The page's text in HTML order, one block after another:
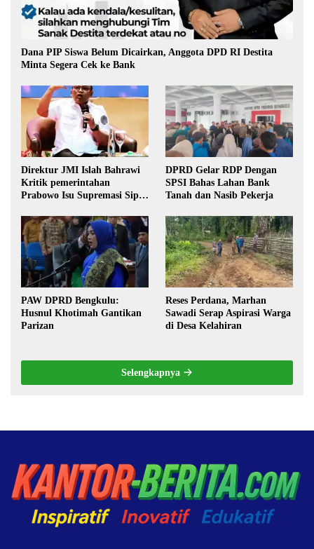
Dana PIP Siswa Belum Dicairkan, Anggota DPD RI Destita
Minta Segera Cek ke Bank
Direktur JMI Islah Bahrawi
Kritik pemerintahan
Prabowo Isu Supremasi Sipil,
Pilkada oleh DPRD
DPRD Gelar RDP Dengan
SPSI Bahas Lahan Bank
Tanah dan Nasib Pekerja
PAW DPRD Bengkulu:
Husnul Khotimah Gantikan
Parizan
Reses Perdana, Marhan
Sawadi Serap Aspirasi Warga
di Desa Kelahiran
Selengkapnya